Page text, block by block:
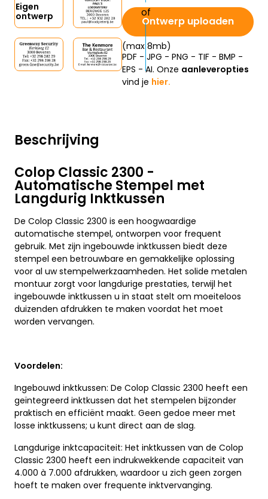
Beschrijving
Colop Classic 2300 -
Automatische Stempel met
Langdurig Inktkussen
De Colop Classic 2300 is een hoogwaardige
automatische stempel, ontworpen voor frequent
gebruik. Met zijn ingebouwde inktkussen biedt deze
stempel een betrouwbare en gemakkelijke oplossing
voor al uw stempelwerkzaamheden. Het solide metalen
montuur zorgt voor langdurige prestaties, terwijl het
ingebouwde inktkussen u in staat stelt om moeiteloos
duizenden afdrukken te maken voordat het moet
worden vervangen.
Voordelen:
Ingebouwd inktkussen: De Colop Classic 2300 heeft een
geïntegreerd inktkussen dat het stempelen bijzonder
praktisch en efficiënt maakt. Geen gedoe meer met
losse inktkussens; u kunt direct aan de slag.
Langdurige inktcapaciteit: Het inktkussen van de Colop
Classic 2300 heeft een indrukwekkende capaciteit van
4.000 à 7.000 afdrukken, waardoor u zich geen zorgen
hoeft te maken over frequente inktvervanging.
Eigen
ontwerp
Ontwerp uploaden
(max 8mb)
PDF - JPG - PNG - TIF - BMP -
EPS - AI. Onze aanleveropties
vind je hier.